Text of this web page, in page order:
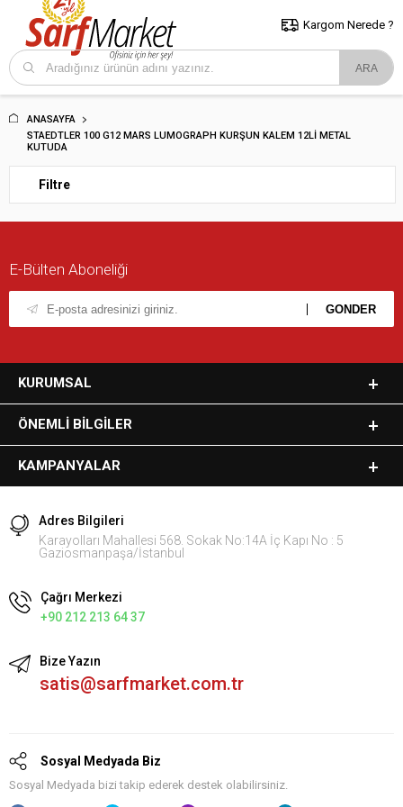
5000 TL ve Üzeri Alışverişlerde İstanbul İçi Kargo Bedava!
ve Trakya İçin Tıklayın..
Kargom Nerede ?
ANASAYFA
STAEDTLER 100 G12 MARS LUMOGRAPH KURŞUN KALEM 12LI METAL
KUTUDA
Filtre
E-Bülten Aboneliği
KURUMSAL
ÖNEMLI BILGILER
KAMPANYALAR
Adres Bilgileri
Karayolları Mahallesi 568. Sokak No:14A İç Kapı No : 5
Gaziosmanpaşa/İstanbul
Çağrı Merkezi
+90 212 213 64 37
Bize Yazın
satis@sarfmarket.com.tr
Sosyal Medyada Biz
Sosyal Medyada bizi takip ederek destek olabilirsiniz.